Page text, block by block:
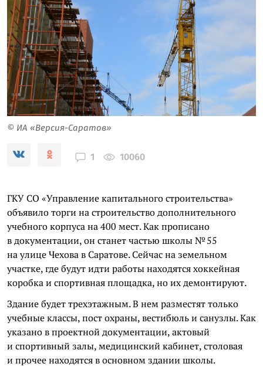
© ИА «Версия-Саратов»
1 10060
ГКУ СО «Управление капитального строительства»
объявило торги на строительство дополнительного
учебного корпуса на 400 мест. Как прописано
в документации, он станет частью школы № 55
на улице Чехова в Саратове. Сейчас на земельном
участке, где будут идти работы находятся хоккейная
коробка и спортивная площадка, но их демонтируют.
Здание будет трехэтажным. В нем разместят только
учебные классы, пост охраны, вестибюль и санузлы. Как
указано в проектной документации, актовый
и спортивный залы, медицинский кабинет, столовая
и прочее находятся в основном здании школы.